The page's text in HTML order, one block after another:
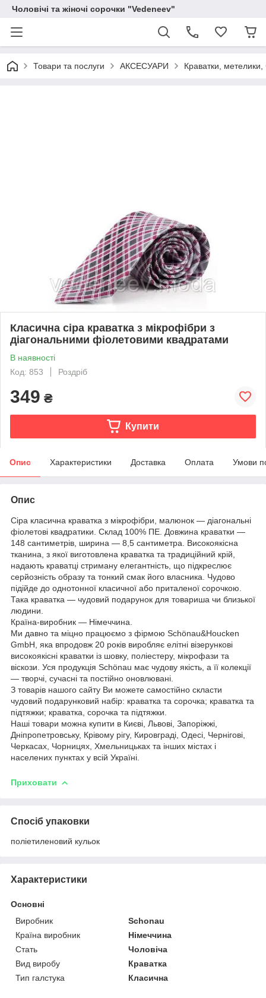
Чоловічі та жіночі сорочки "Vedeneev"
Товари та послуги АКСЕСУАРИ Краватки, метелики,
Класична сіра краватка з мікрофібри з
діагональними фіолетовими квадратами
В наявності
Код: 853
Роздріб
349 ₴
Купити
Опис Характеристики Доставка Оплата Умови
Опис
Сіра класична краватка з мікрофібри, малюнок — діагональні
фіолетові квадратики. Склад 100% ПЕ. Довжина краватки —
148 сантиметрів, ширина — 8,5 сантиметра. Високоякісна
тканина, з якої виготовлена краватка та традиційний крій,
надають краватці стриману елегантність, що підкреслює
серйозність образу та тонкий смак його власника. Чудово
підійде до однотонної класичної або приталеної сорочкою.
Така краватка — чудовий подарунок для товариша чи близької
людини.
Країна-виробник — Німеччина.
Ми давно та міцно працюємо з фірмою Schönau&Houcken
GmbH, яка впродовж 20 років виробляє елітні візерункові
високоякісні краватки із шовку, поліестеру, мікрофази та
віскози. Уся продукція Schönau має чудову якість, а її колекції
— творчі, сучасні та постійно оновлювані.
З товарів нашого сайту Ви можете самостійно скласти
чудовий подарунковий набір: краватка та сорочка; краватка та
підтяжки; краватка, сорочка та підтяжки.
Наші товари можна купити в Києві, Львові, Запоріжжі,
Дніпропетровську, Крівому рігу, Кировграді, Одесі, Чернігові,
Черкасах, Чорницях, Хмельницьках та інших містах і
населених пунктах у всій Україні.
Приховати
Спосіб упаковки
поліетиленовий кульок
Характеристики
Основні
Виробник
Schonau
Країна виробник
Німеччина
Стать
Чоловіча
Вид виробу
Краватка
Тип галстука
Класична